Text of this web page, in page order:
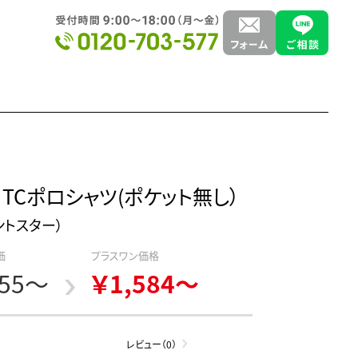
ポロシャツ(ポケット無し）
スター）
～
プラスワン価格
￥1,584～
レビュー（0）